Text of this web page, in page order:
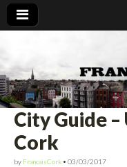
Francais Cork
City Guide
Cork
by FrancaisCork • 03/03/2017